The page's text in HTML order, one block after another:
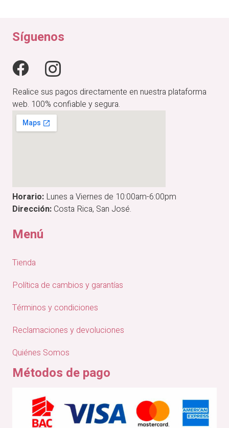
Síguenos
Realice sus pagos directamente en nuestra plataforma
web. 100% confiable y segura.
Horario: Lunes a Viernes de 10:00am-6:00pm
Dirección:Costa Rica, San José.
Menú
Tienda
Política de cambios y garantías
Términos y condiciones
Reclamaciones y devoluciones
Quiénes Somos
Métodos de pago